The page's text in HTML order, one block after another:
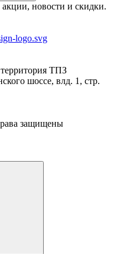
новости и скидки.
ТПЗ
шоссе, влд. 1, стр.
защищены